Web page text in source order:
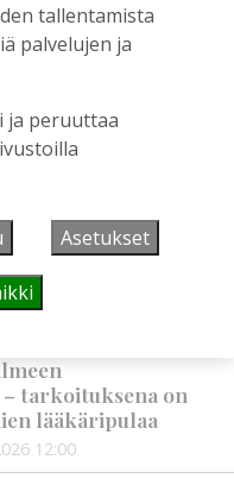
tarkoituksena on
lääkäripulaa
12:00
tallentamista
palvelujen ja
ja peruuttaa
Asetukset